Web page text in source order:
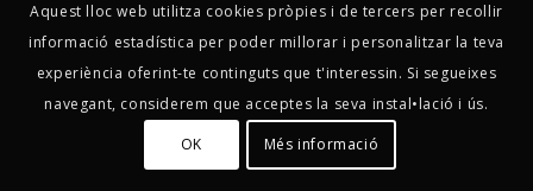
Aquest lloc web utilitza cookies pròpies i de tercers per recollir
informació estadística per poder millorar i personalitzar la teva
experiència oferint-te continguts que t'interessin. Si segueixes
navegant, considerem que acceptes la seva instal•lació i ús.
OK Més informació